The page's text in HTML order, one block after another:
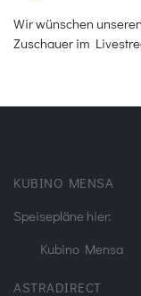
Wir wünschen
Zuschauer im
KUBINO MENSA
Speisepläne hier:
Kubino Mensa
ASTRADIRECT